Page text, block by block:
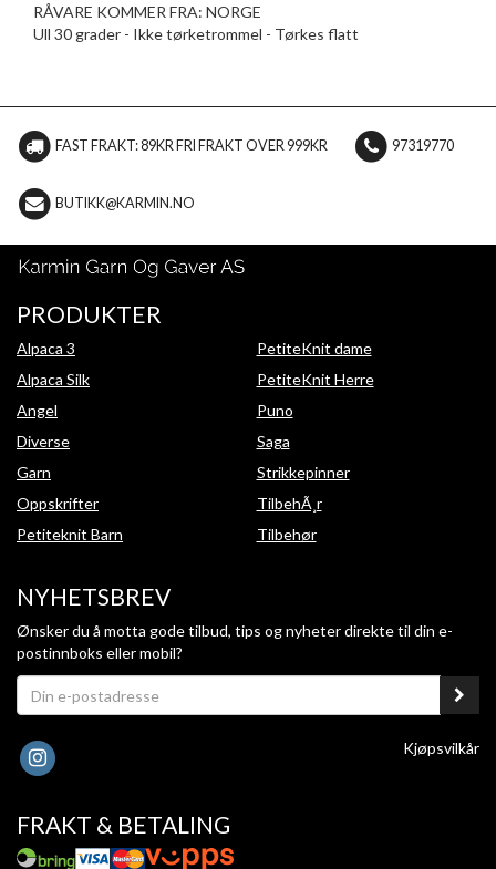
RÅVARE KOMMER FRA: NORGE
Ull 30 grader - Ikke tørketrommel - Tørkes flatt
FAST FRAKT: 89KR FRI FRAKT OVER 999KR 97319770
BUTIKK@KARMIN.NO
PRODUKTER
Alpaca 3
Alpaca Silk
Angel
Diverse
Garn
Oppskrifter
Petiteknit Barn
PetiteKnit dame
PetiteKnit Herre
Puno
Saga
Strikkepinner
TilbehÃ¸r
Tilbehør
NYHETSBREV
Ønsker du å motta gode tilbud, tips og nyheter direkte til din e-
postinnboks eller mobil?
Kjøpsvilkår
FRAKT & BETALING